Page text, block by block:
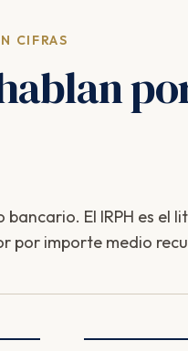
CIFRAS
bancario. El IRPH es el
por importe medio